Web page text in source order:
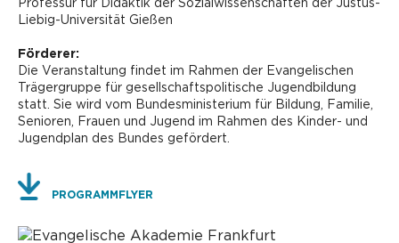
Liebig-Universität Gießen
Förderer:
Die Veranstaltung findet im Rahmen der Evangelischen
Trägergruppe für gesellschaftspolitische Jugendbildung
statt. Sie wird vom Bundesministerium für Bildung, Familie,
Senioren, Frauen und Jugend im Rahmen des Kinder- und
Jugendplan des Bundes gefördert.
PROGRAMMFLYER